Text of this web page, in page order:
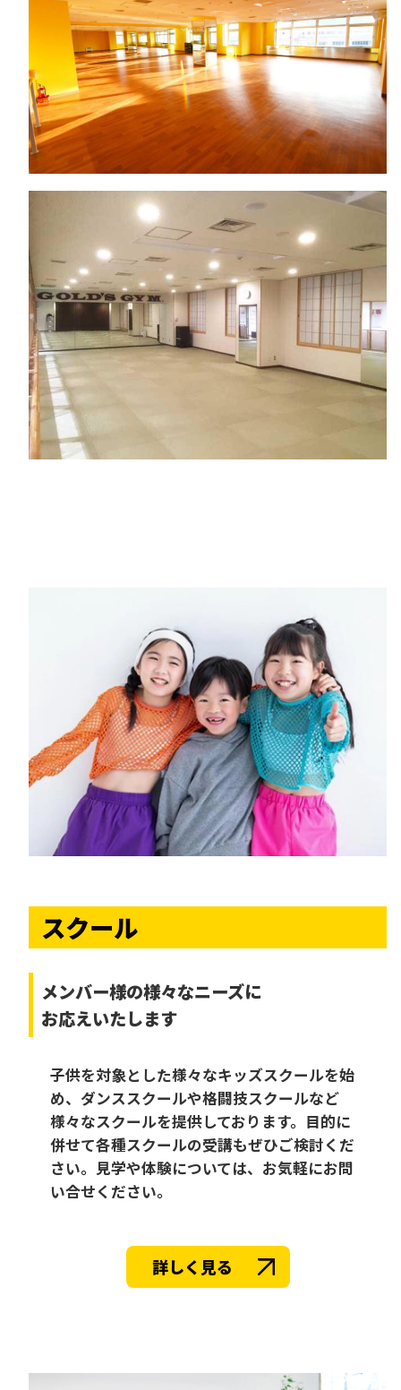
スクール
メンバー様の様々なニーズに
お応えいたします
子供を対象とした様々なキッズスクールを始
め、ダンススクールや格闘技スクールなど
様々なスクールを提供しております。目的に
併せて各種スクールの受講もぜひご検討くだ
さい。見学や体験については、お気軽にお問
い合せください。
詳しく見る